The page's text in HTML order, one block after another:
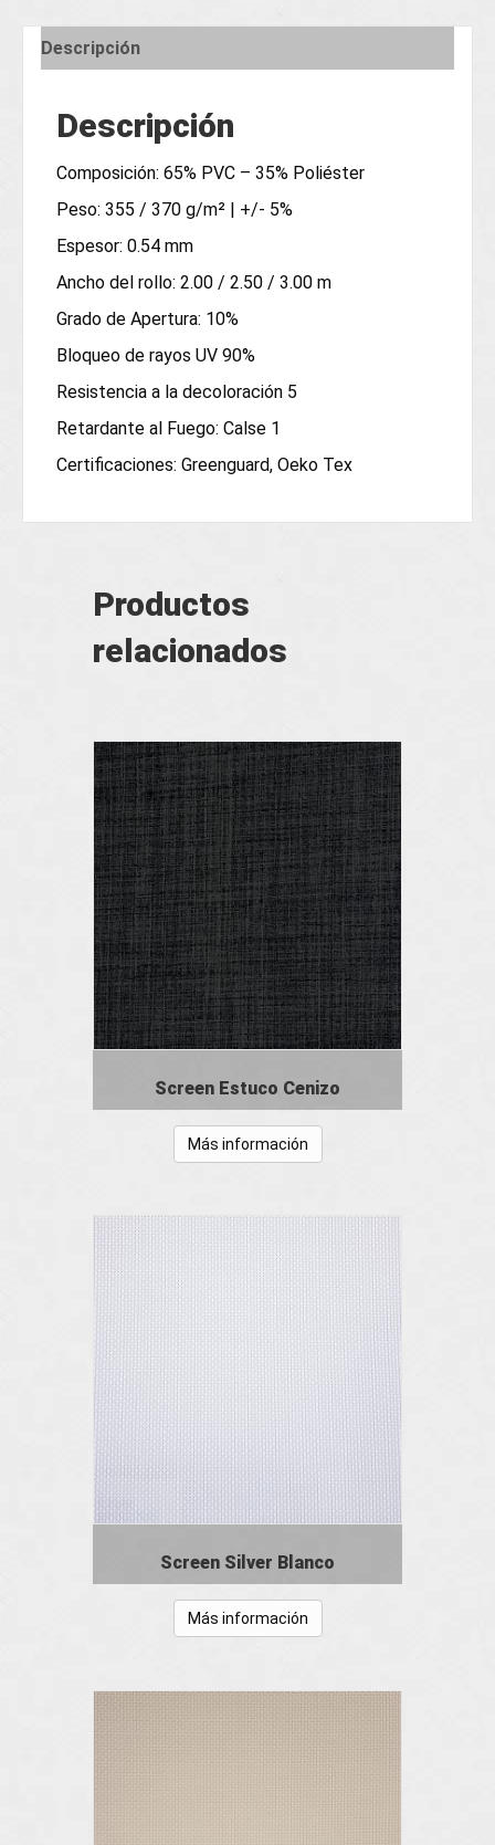
Descripción
Descripción
Composición: 65% PVC – 35% Poliéster
Peso: 355 / 370 g/m² | +/- 5%
Espesor: 0.54 mm
Ancho del rollo: 2.00 / 2.50 / 3.00 m
Grado de Apertura: 10%
Bloqueo de rayos UV 90%
Resistencia a la decoloración 5
Retardante al Fuego: Calse 1
Certificaciones: Greenguard, Oeko Tex
Productos
relacionados
Screen Estuco Cenizo
Más información
Screen Silver Blanco
Más información